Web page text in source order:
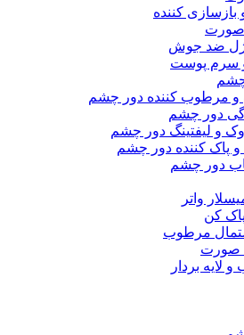
بازسازی کننده
ژل ضد جوش
سرم پوست
و مرطوب کننده دور چشم
دور چشم
و لیفتینگ دور چشم
و پاک کننده دور چشم
دور چشم
واتر
کن
مرطوب
صورت
لایه بردار